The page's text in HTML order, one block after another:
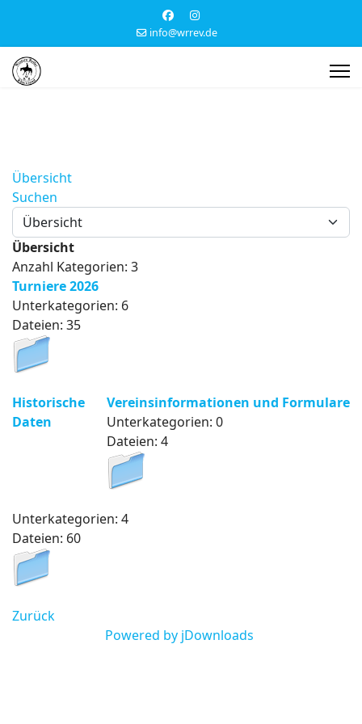
info@wrrev.de
Übersicht
Suchen
Übersicht
Anzahl Kategorien: 3
Turniere 2026
Unterkategorien: 6
Dateien: 35
Vereinsinformationen und Formulare
Unterkategorien: 0
Dateien: 4
Historische
Daten
Unterkategorien: 4
Dateien: 60
Zurück
Powered by jDownloads